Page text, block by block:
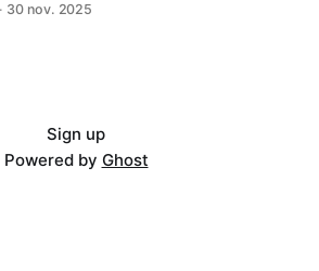
30 nov. 2025
Sign up
Powered by Ghost